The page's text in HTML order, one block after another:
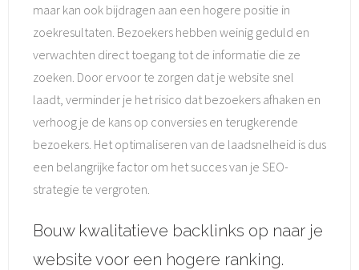
maar kan ook bijdragen aan een hogere positie in
zoekresultaten. Bezoekers hebben weinig geduld en
verwachten direct toegang tot de informatie die ze
zoeken. Door ervoor te zorgen dat je website snel
laadt, verminder je het risico dat bezoekers afhaken en
verhoog je de kans op conversies en terugkerende
bezoekers. Het optimaliseren van de laadsnelheid is dus
een belangrijke factor om het succes van je SEO-
strategie te vergroten.
Bouw kwalitatieve backlinks op naar je
website voor een hogere ranking.